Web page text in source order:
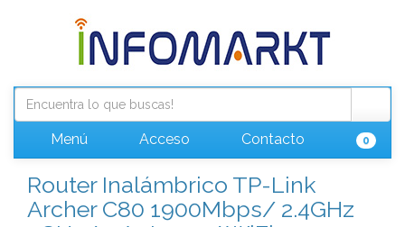
Menú Acceso Contacto 0
Router Inalámbrico TP-Link
Archer C80 1900Mbps/ 2.4GHz